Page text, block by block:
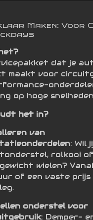
Maken: Voor
dat je
maakt voor
op hoge
het in?
van
: Wil
rolkooi of
wielen?
of een vaste prijs
onderstel voor
: Demper-